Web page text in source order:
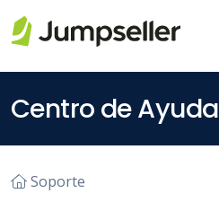
Centro de Ayuda
Soporte